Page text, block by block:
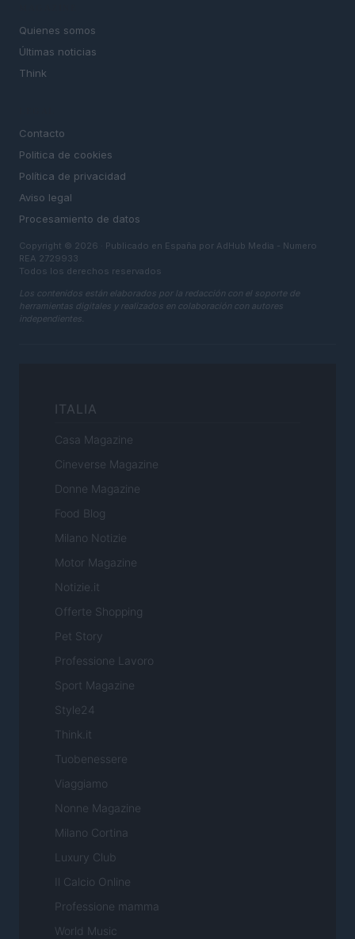
Quienes somos
Últimas noticias
Think
Contacto
Politica de cookies
Política de privacidad
Aviso legal
Procesamiento de datos
Copyright © 2026 · Publicado en España por AdHub Media - Numero
REA 2729933
Todos los derechos reservados
Los contenidos están elaborados por la redacción con el soporte de
herramientas digitales y realizados en colaboración con autores
independientes.
ITALIA
Casa Magazine
Cineverse Magazine
Donne Magazine
Food Blog
Milano Notizie
Motor Magazine
Notizie.it
Offerte Shopping
Pet Story
Professione Lavoro
Sport Magazine
Style24
Think.it
Tuobenessere
Viaggiamo
Nonne Magazine
Milano Cortina
Luxury Club
Il Calcio Online
Professione mamma
World Music